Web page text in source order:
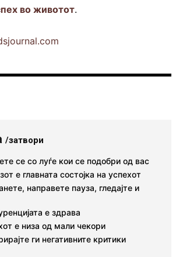
во животот.
/затвори
се со луѓе кои се подобри од вас
е главната состојка на успехот
направете пауза, гледајте и
е здрава
е низа од мали чекори
ги негативните критики